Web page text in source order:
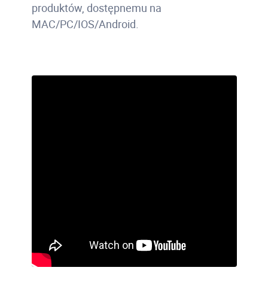
produktów, dostępnemu na
MAC/PC/IOS/Android.